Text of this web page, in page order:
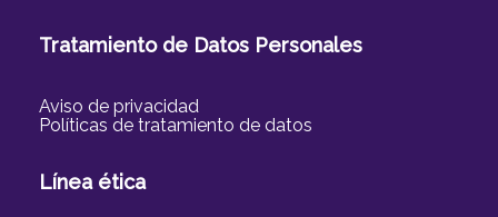
Tratamiento de Datos Personales
Aviso de privacidad
Políticas de tratamiento de datos
Línea ética